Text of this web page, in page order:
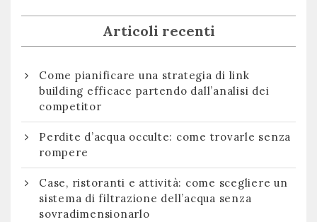
Articoli recenti
Come pianificare una strategia di link
building efficace partendo dall’analisi dei
competitor
Perdite d’acqua occulte: come trovarle senza
rompere
Case, ristoranti e attività: come scegliere un
sistema di filtrazione dell’acqua senza
sovradimensionarlo